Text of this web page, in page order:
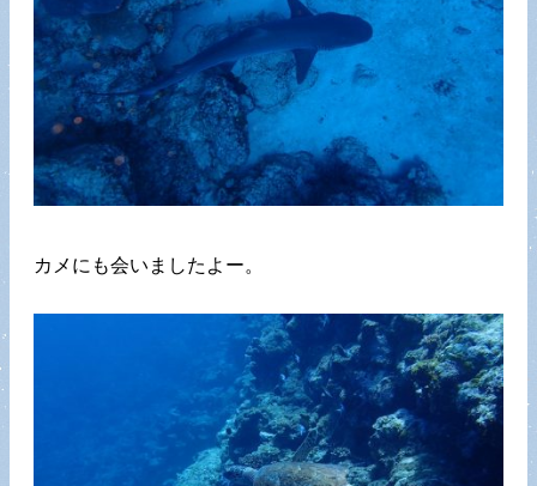
カメにも会いましたよー。